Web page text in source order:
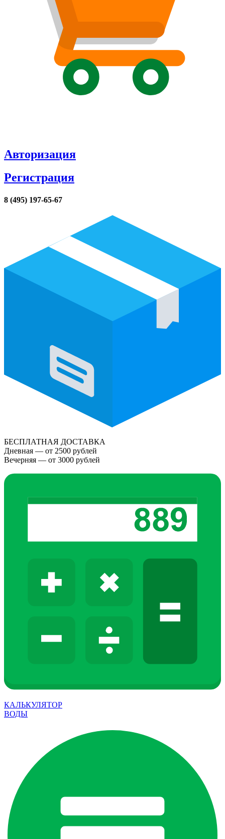
Авторизация
Регистрация
8 (495) 197-65-67
БЕСПЛАТНАЯ ДОСТАВКА
Дневная — от 2500 рублей
Вечерняя — от 3000 рублей
КАЛЬКУЛЯТОР
ВОДЫ